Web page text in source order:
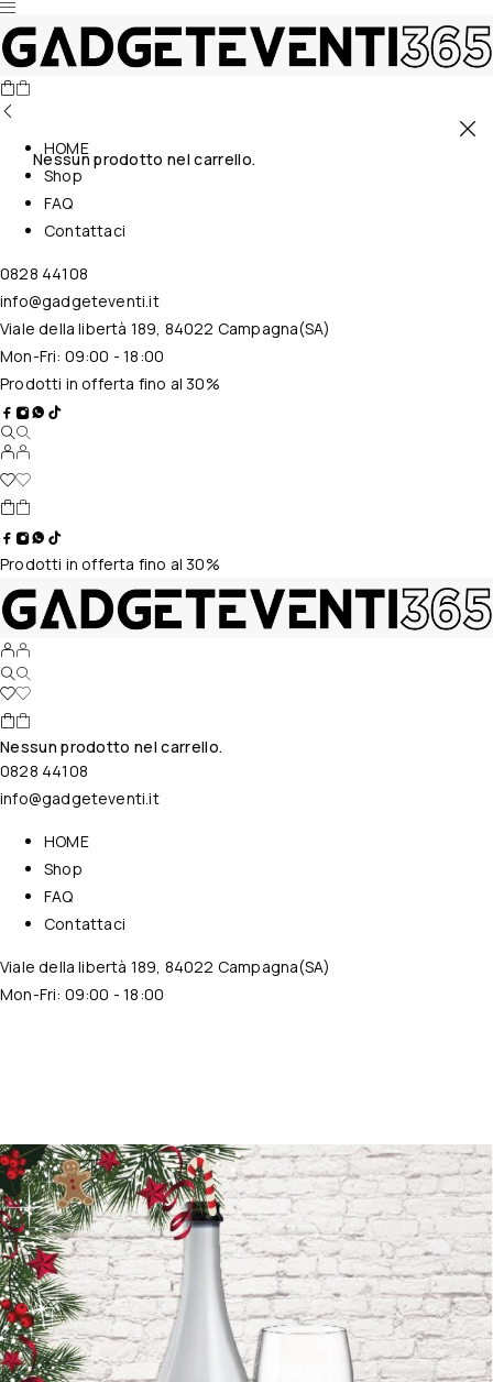
Nessun prodotto nel carrello.
HOME
Shop
FAQ
Contattaci
0828 44108
info@gadgeteventi.it
Viale della libertà 189, 84022 Campagna(SA)
Mon-Fri: 09:00 - 18:00
Prodotti in offerta fino al 30%
Prodotti in offerta fino al 30%
Nessun prodotto nel carrello.
0828 44108
info@gadgeteventi.it
HOME
Shop
FAQ
Contattaci
Viale della libertà 189, 84022 Campagna(SA)
Mon-Fri: 09:00 - 18:00